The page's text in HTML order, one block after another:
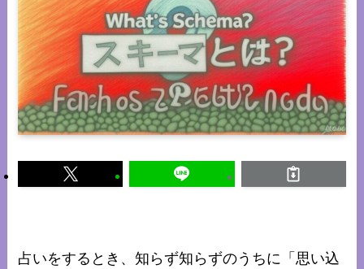
占いをするとき、知らず知らずのうちに「思い込